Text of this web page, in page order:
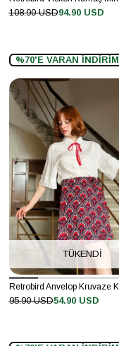
94.90 USD
108.90 USD
%70'E VARAN İNDİRİM
TÜKENDI
54.90 USD
95.90 USD